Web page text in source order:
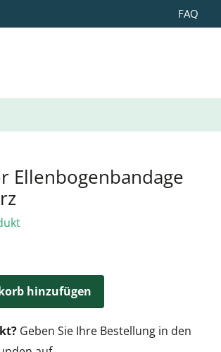
FAQ
Ellenbogenbandage
hinzufügen
Geben Sie Ihre Bestellung in den